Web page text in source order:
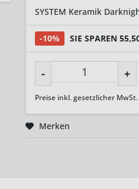
-10% SIE SPAREN
- +
Preise inkl. gesetzlicher MwSt.
Merken